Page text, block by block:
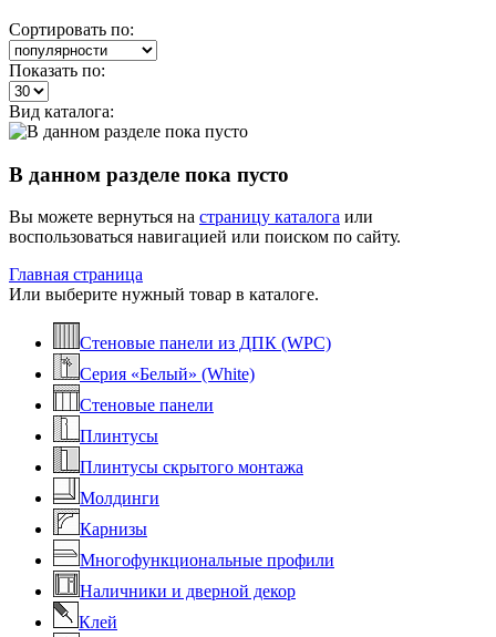
Сортировать по:
Показать по:
Вид каталога:
В данном разделе пока пусто
Вы можете вернуться на страницу каталога или
воспользоваться навигацией или поиском по сайту.
Главная страница
Или выберите нужный товар в каталоге.
Стеновые панели из ДПК (WPC)
Серия «Белый» (White)
Стеновые панели
Плинтусы
Плинтусы скрытого монтажа
Молдинги
Карнизы
Многофункциональные профили
Наличники и дверной декор
Клей